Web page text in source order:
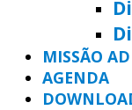
MISSÃO
AGENDA